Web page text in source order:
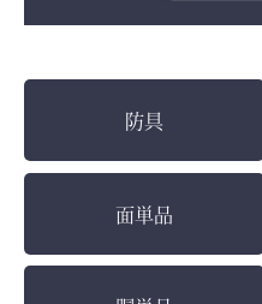
防具
面単品